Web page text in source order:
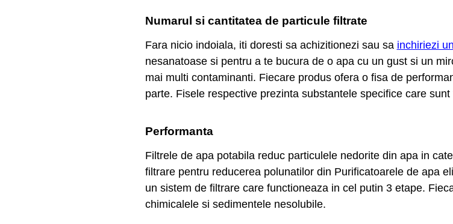
Numarul si cantitatea de particule filtrate
Fara nicio indoiala, iti doresti sa achizitionezi sau sa inchiriezi
nesanatoase si pentru a te bucura de o apa cu un gust si un
mai multi contaminanti. Fiecare produs ofera o fisa de
parte. Fisele respective prezinta substantele specifice care
Performanta
Filtrele de apa potabila reduc particulele nedorite din apa in
filtrare pentru reducerea polunatilor din Purificatoarele de apa
un sistem de filtrare care functioneaza in cel putin 3 etape.
chimicalele si sedimentele nesolubile.